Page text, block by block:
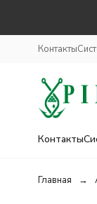
Контакты
Контакты
Главная